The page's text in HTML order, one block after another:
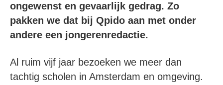
ongewenst en gevaarlijk gedrag. Zo
pakken we dat bij Qpido aan met onder
andere een jongerenredactie.
Al ruim vijf jaar bezoeken we meer dan
tachtig scholen in Amsterdam en omgeving.